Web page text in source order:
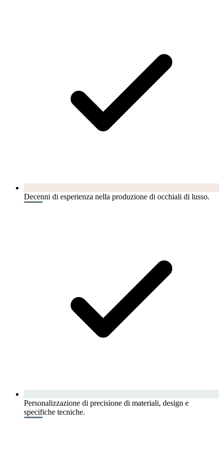
Decenni di esperienza nella produzione di occhiali di lusso.
Personalizzazione di precisione di materiali, design e
specifiche tecniche.